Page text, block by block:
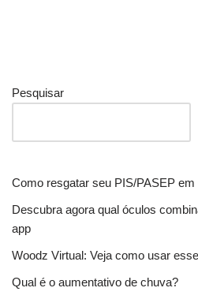
Pesquisar
Como resgatar seu PIS/PASEP em
Descubra agora qual óculos
app
Woodz Virtual: Veja como usar
Qual é o aumentativo de chuva?